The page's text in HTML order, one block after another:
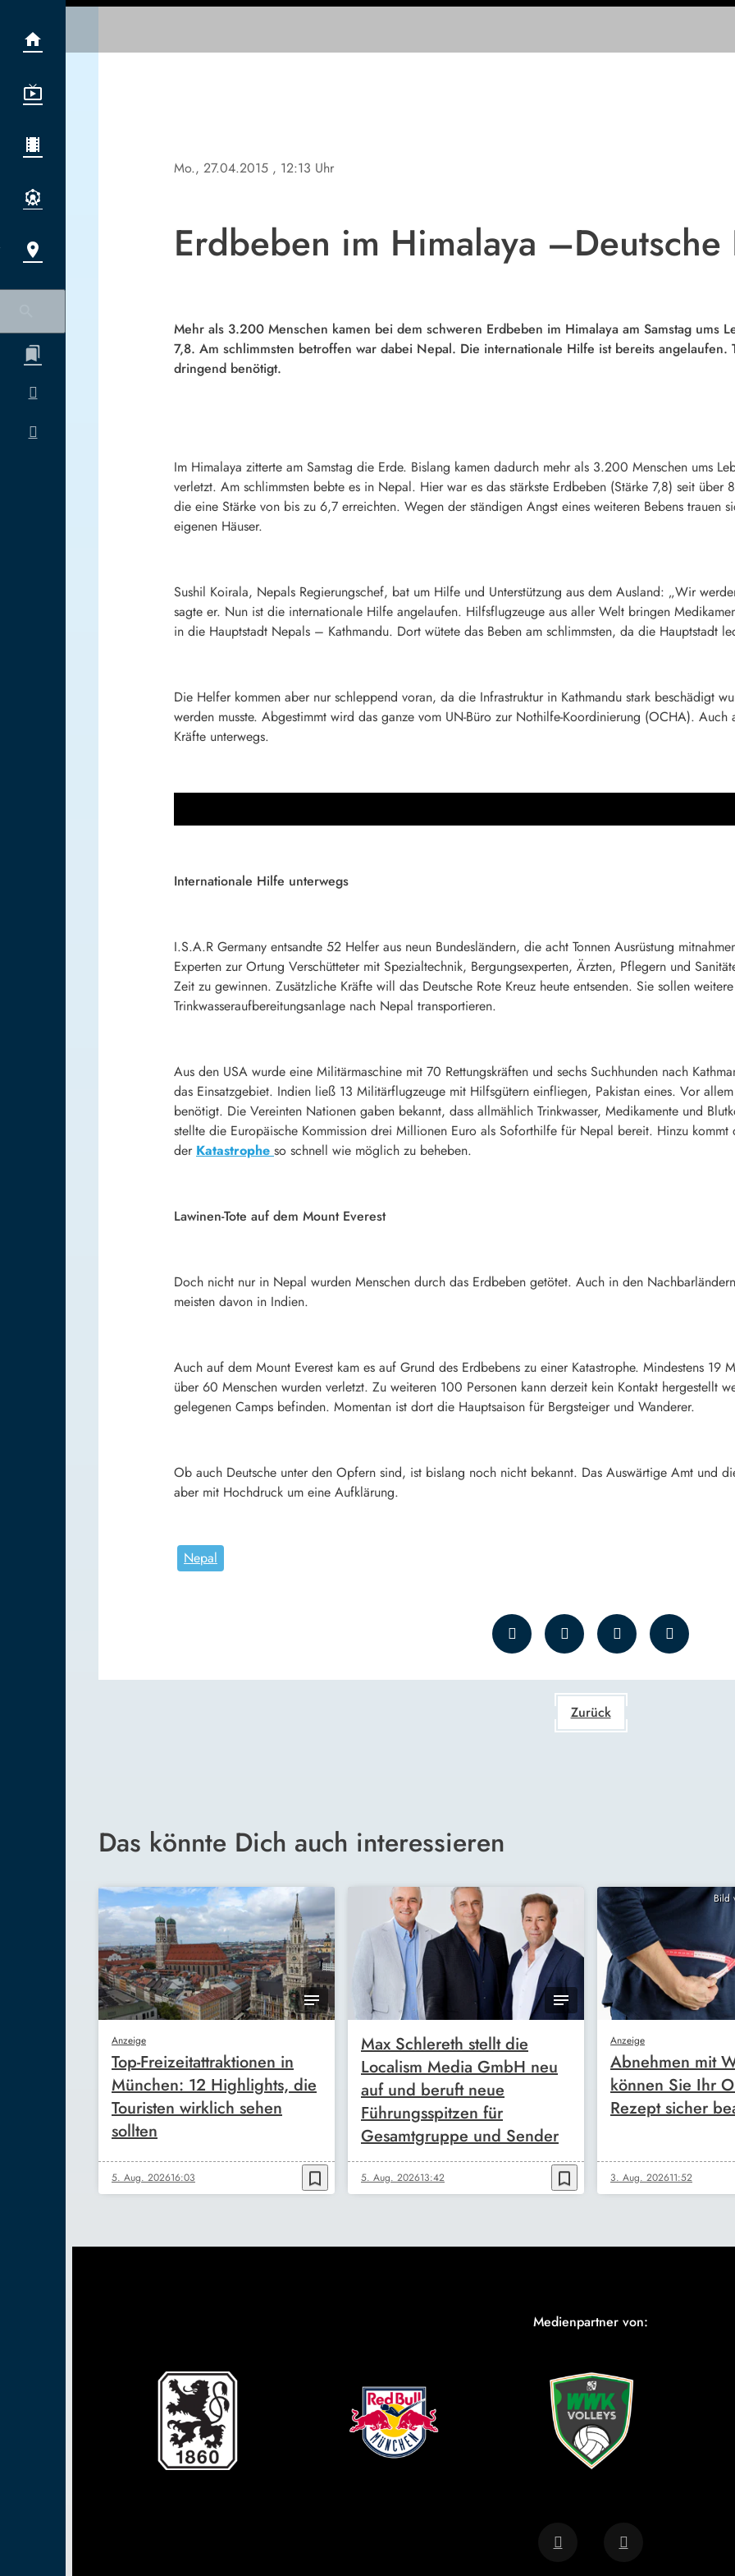
Mo., 27.04.2015 , 12:13 Uhr
Erdbeben im Himalaya
Mehr als 3.200 Menschen kamen bei dem schweren Erdbeben im Himalaya am Samstag ums
7,8. Am schlimmsten betroffen war dabei Nepal. Die internationale Hilfe ist bereits angelaufen.
dringend benötigt.
Im Himalaya zitterte am Samstag die Erde. Bislang kamen dadurch mehr als 3.200 Menschen ums
verletzt. Am schlimmsten bebte es in Nepal. Hier war es das stärkste Erdbeben (Stärke 7,8) seit über
die eine Stärke von bis zu 6,7 erreichten. Wegen der ständigen Angst eines weiteren Bebens trauen
eigenen Häuser.
Sushil Koirala, Nepals Regierungschef, bat um Hilfe und Unterstützung aus dem Ausland: „Wir
sagte er. Nun ist die internationale Hilfe angelaufen. Hilfsflugzeuge aus aller Welt bringen
in die Hauptstadt Nepals – Kathmandu. Dort wütete das Beben am schlimmsten, da die Hauptstadt
Die Helfer kommen aber nur schleppend voran, da die Infrastruktur in Kathmandu stark beschädigt
werden musste. Abgestimmt wird das ganze vom UN-Büro zur Nothilfe-Koordinierung (OCHA).
Kräfte unterwegs.
Internationale Hilfe unterwegs
I.S.A.R Germany entsandte 52 Helfer aus neun Bundesländern, die acht Tonnen Ausrüstung
Experten zur Ortung Verschütteter mit Spezialtechnik, Bergungsexperten, Ärzten, Pflegern und
Zeit zu gewinnen. Zusätzliche Kräfte will das Deutsche Rote Kreuz heute entsenden. Sie sollen
Trinkwasseraufbereitungsanlage nach Nepal transportieren.
Aus den USA wurde eine Militärmaschine mit 70 Rettungskräften und sechs Suchhunden nach
das Einsatzgebiet. Indien ließ 13 Militärflugzeuge mit Hilfsgütern einfliegen, Pakistan eines. Vor
benötigt. Die Vereinten Nationen gaben bekannt, dass allmählich Trinkwasser, Medikamente und
stellte die Europäische Kommission drei Millionen Euro als Soforthilfe für Nepal bereit. Hinzu
der Katastrophe so schnell wie möglich zu beheben.
Lawinen-Tote auf dem Mount Everest
Doch nicht nur in Nepal wurden Menschen durch das Erdbeben getötet. Auch in den
meisten davon in Indien.
Auch auf dem Mount Everest kam es auf Grund des Erdbebens zu einer Katastrophe. Mindestens 19
über 60 Menschen wurden verletzt. Zu weiteren 100 Personen kann derzeit kein Kontakt hergestellt
gelegenen Camps befinden. Momentan ist dort die Hauptsaison für Bergsteiger und Wanderer.
Ob auch Deutsche unter den Opfern sind, ist bislang noch nicht bekannt. Das Auswärtige Amt und
aber mit Hochdruck um eine Aufklärung.
Nepal
Zurück
Das könnte Dich auch interessieren
Anzeige
Top-Freizeitattraktionen in
München: 12 Highlights, die
Touristen wirklich sehen
sollten
5. Aug. 202616:03 bookmark_border
Max Schlereth stellt die
Localism Media GmbH neu
auf und beruft neue
Führungsspitzen für
Gesamtgruppe und Sender
5. Aug. 202613:42 bookmark_border
Bild
Anzeige
Abnehmen mit
können Sie Ihr
Rezept sicher
3. Aug. 202611:52
Medienpartner von: